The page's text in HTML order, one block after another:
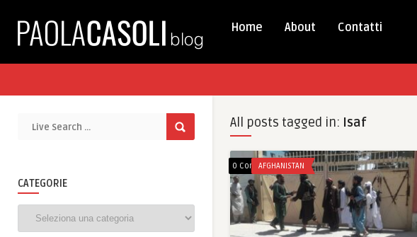
Home About Contatti
CATEGORIE
All posts tagged in: Isaf
0 CommentsAFGHANISTAN